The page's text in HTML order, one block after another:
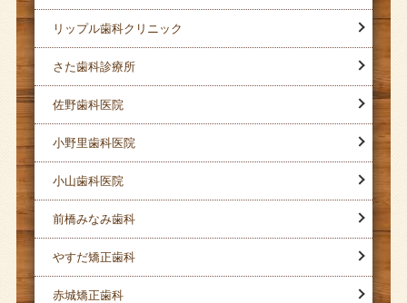
リップル歯科クリニック
さた歯科診療所
佐野歯科医院
小野里歯科医院
小山歯科医院
前橋みなみ歯科
やすだ矯正歯科
赤城矯正歯科